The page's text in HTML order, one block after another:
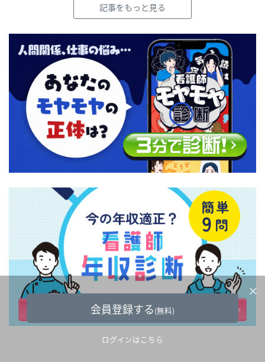
記事をもっと見る
×
会員登録する(無料)
ログインはこちら